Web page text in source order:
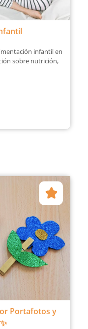
infantil en
sobre nutrición,
Portafotos y